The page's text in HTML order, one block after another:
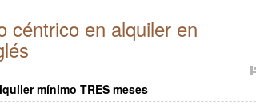
céntrico en alquiler en
mínimo TRES meses